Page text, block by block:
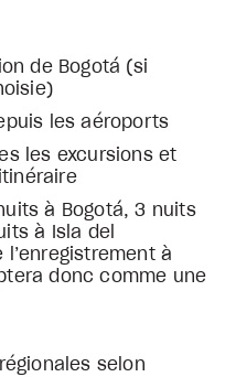
de Bogotá (si
les aéroports
les excursions et
à Bogotá, 3 nuits
à Isla del
l’enregistrement à
donc comme une
selon